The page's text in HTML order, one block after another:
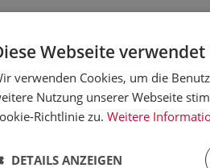
– mit
und Risiken.
Webseite verwendet
verwenden Cookies, um die
Nutzung unserer Webseite
Richtlinie zu. Weitere
DETAILS ANZEIGEN